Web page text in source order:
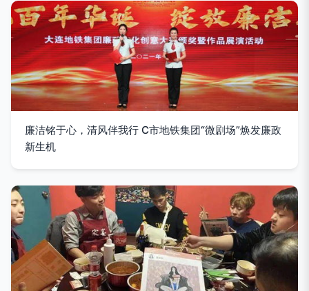
廉洁铭于心，清风伴我行 C市地铁集团“微剧场”焕发廉政
新生机